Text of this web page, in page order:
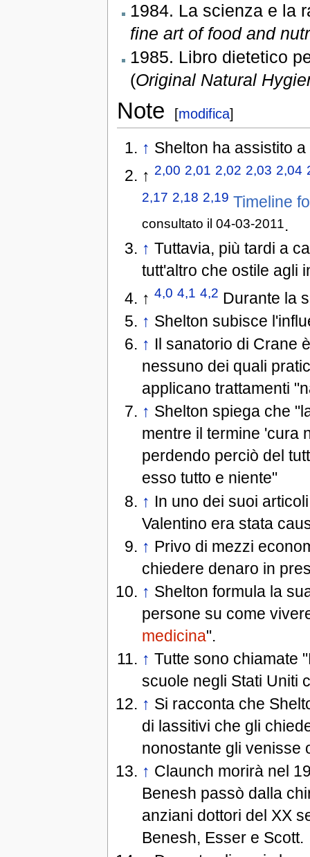
1984. La scienza e la
fine art of food and
1985. Libro dietetico
(Original Natural
Note [modifica]
↑ Shelton ha assistito
↑ 2,00 2,01 2,02 2,03 2,04
2,17 2,18 2,19 Timeline
consultato il 04-03-2011.
↑ Tuttavia, più tardi a
tutt'altro che ostile agli
↑4,0 4,1 4,2 Durante la
↑ Shelton subisce
↑ Il sanatorio di Crane
nessuno dei quali
applicano trattamenti
↑ Shelton spiega che
mentre il termine 'cura
perdendo perciò del
esso tutto e niente"
↑ In uno dei suoi
Valentino era stata
↑ Privo di mezzi
chiedere denaro in
↑ Shelton formula la
persone su come
medicina".
↑ Tutte sono chiamate
scuole negli Stati Uniti
↑ Si racconta che
di lassitivi che gli
nonostante gli venisse
↑ Claunch morirà nel
Benesh passò dalla
anziani dottori del XX
Benesh, Esser e Scott.